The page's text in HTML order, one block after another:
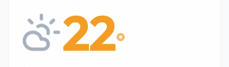
22°